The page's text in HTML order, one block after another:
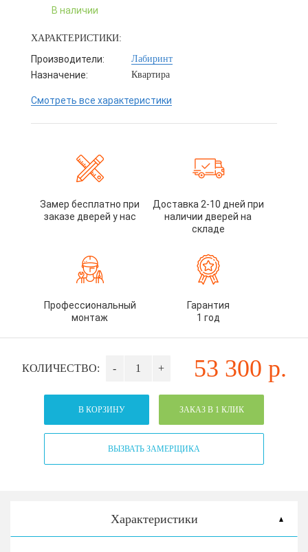
В наличии
ХАРАКТЕРИСТИКИ:
Производители: Лабиринт
Назначение: Квартира
Смотреть все характеристики
Замер бесплатно при
заказе дверей у нас
Доставка 2-10 дней при
наличии дверей на
складе
Профессиональный
монтаж
Гарантия
1 год
КОЛИЧЕСТВО: - + 53 300 р.
В КОРЗИНУ ЗАКАЗ В 1 КЛИК
ВЫЗВАТЬ ЗАМЕРЩИКА
Характеристики